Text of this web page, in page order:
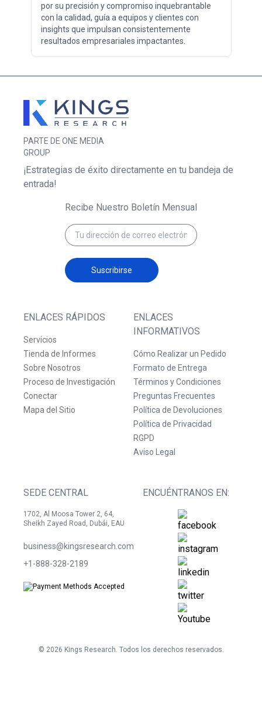
por su precisión y compromiso inquebrantable
con la calidad, guía a equipos y clientes con
insights que impulsan consistentemente
resultados empresariales impactantes.
PARTE DE ONE MEDIA
GROUP
ENLACES RÁPIDOS
Servicios
Tienda de Informes
Sobre Nosotros
Proceso de Investigación
Conectar
Mapa del Sitio
ENLACES
INFORMATIVOS
Cómo Realizar un Pedido
Formato de Entrega
Términos y Condiciones
Preguntas Frecuentes
Política de Devoluciones
Política de Privacidad
RGPD
Aviso Legal
SEDE CENTRAL
1702, Al Moosa Tower 2, 64,
Sheikh Zayed Road, Dubái, EAU
business@kingsresearch.com
+1-888-328-2189
ENCUÉNTRANOS EN:
¡Estrategias de éxito directamente en tu bandeja de
entrada!
Recibe Nuestro Boletín Mensual
Suscribirse
© 2026 Kings Research. Todos los derechos reservados.